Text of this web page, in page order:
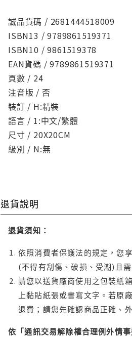
誠品貨碼 / 2681444518009
ISBN13 / 9789861519371
ISBN10 / 9861519378
EAN貨碼 / 9789861519371
頁數 / 24
注音版 / 否
裝訂 / H:精裝
語言 / 1:中文/繁體
尺寸 / 20X20CM
級別 / N:無
退貨說明
退貨須知：
依照消費者保護法的規定，您
(不得有刮傷、破損、受潮)且
請您以送貨廠商使用之包裝紙
上黏貼紙張或書寫文字。若原
退費；請您先確認商品正確、
依「通訊交易解除權合理例外情